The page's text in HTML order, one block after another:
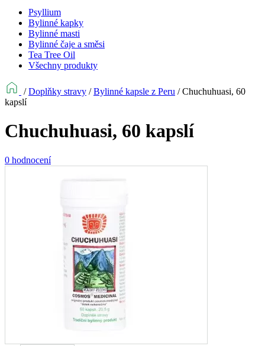
Psyllium
Bylinné kapky
Bylinné masti
Bylinné čaje a směsi
Tea Tree Oil
Všechny produkty
/Doplňky stravy /Bylinné kapsle z Peru /Chuchuhuasi, 60
kapslí
Chuchuhuasi, 60 kapslí
0 hodnocení